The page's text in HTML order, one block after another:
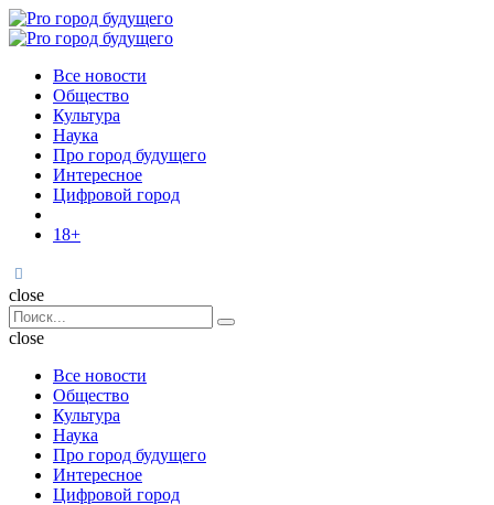
Menu
Поиск
Menu
Pro
Все новости
Общество
Культура
Наука
Про город будущего
Интересное
Цифровой город
18+
Поиск
close
Search
for:
Поиск
close
Все новости
Общество
Культура
Наука
Про город будущего
Интересное
Цифровой город